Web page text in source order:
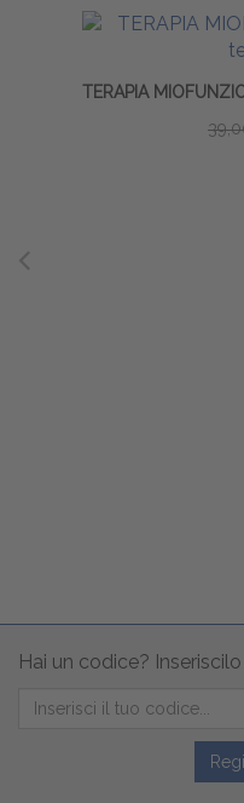
TERAPIA
Hai un codice?